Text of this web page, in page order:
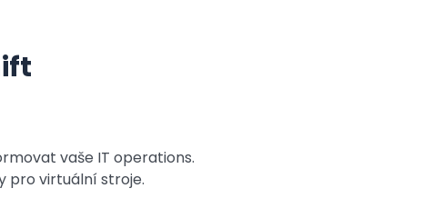
vaše IT operations.
pro virtuální stroje.